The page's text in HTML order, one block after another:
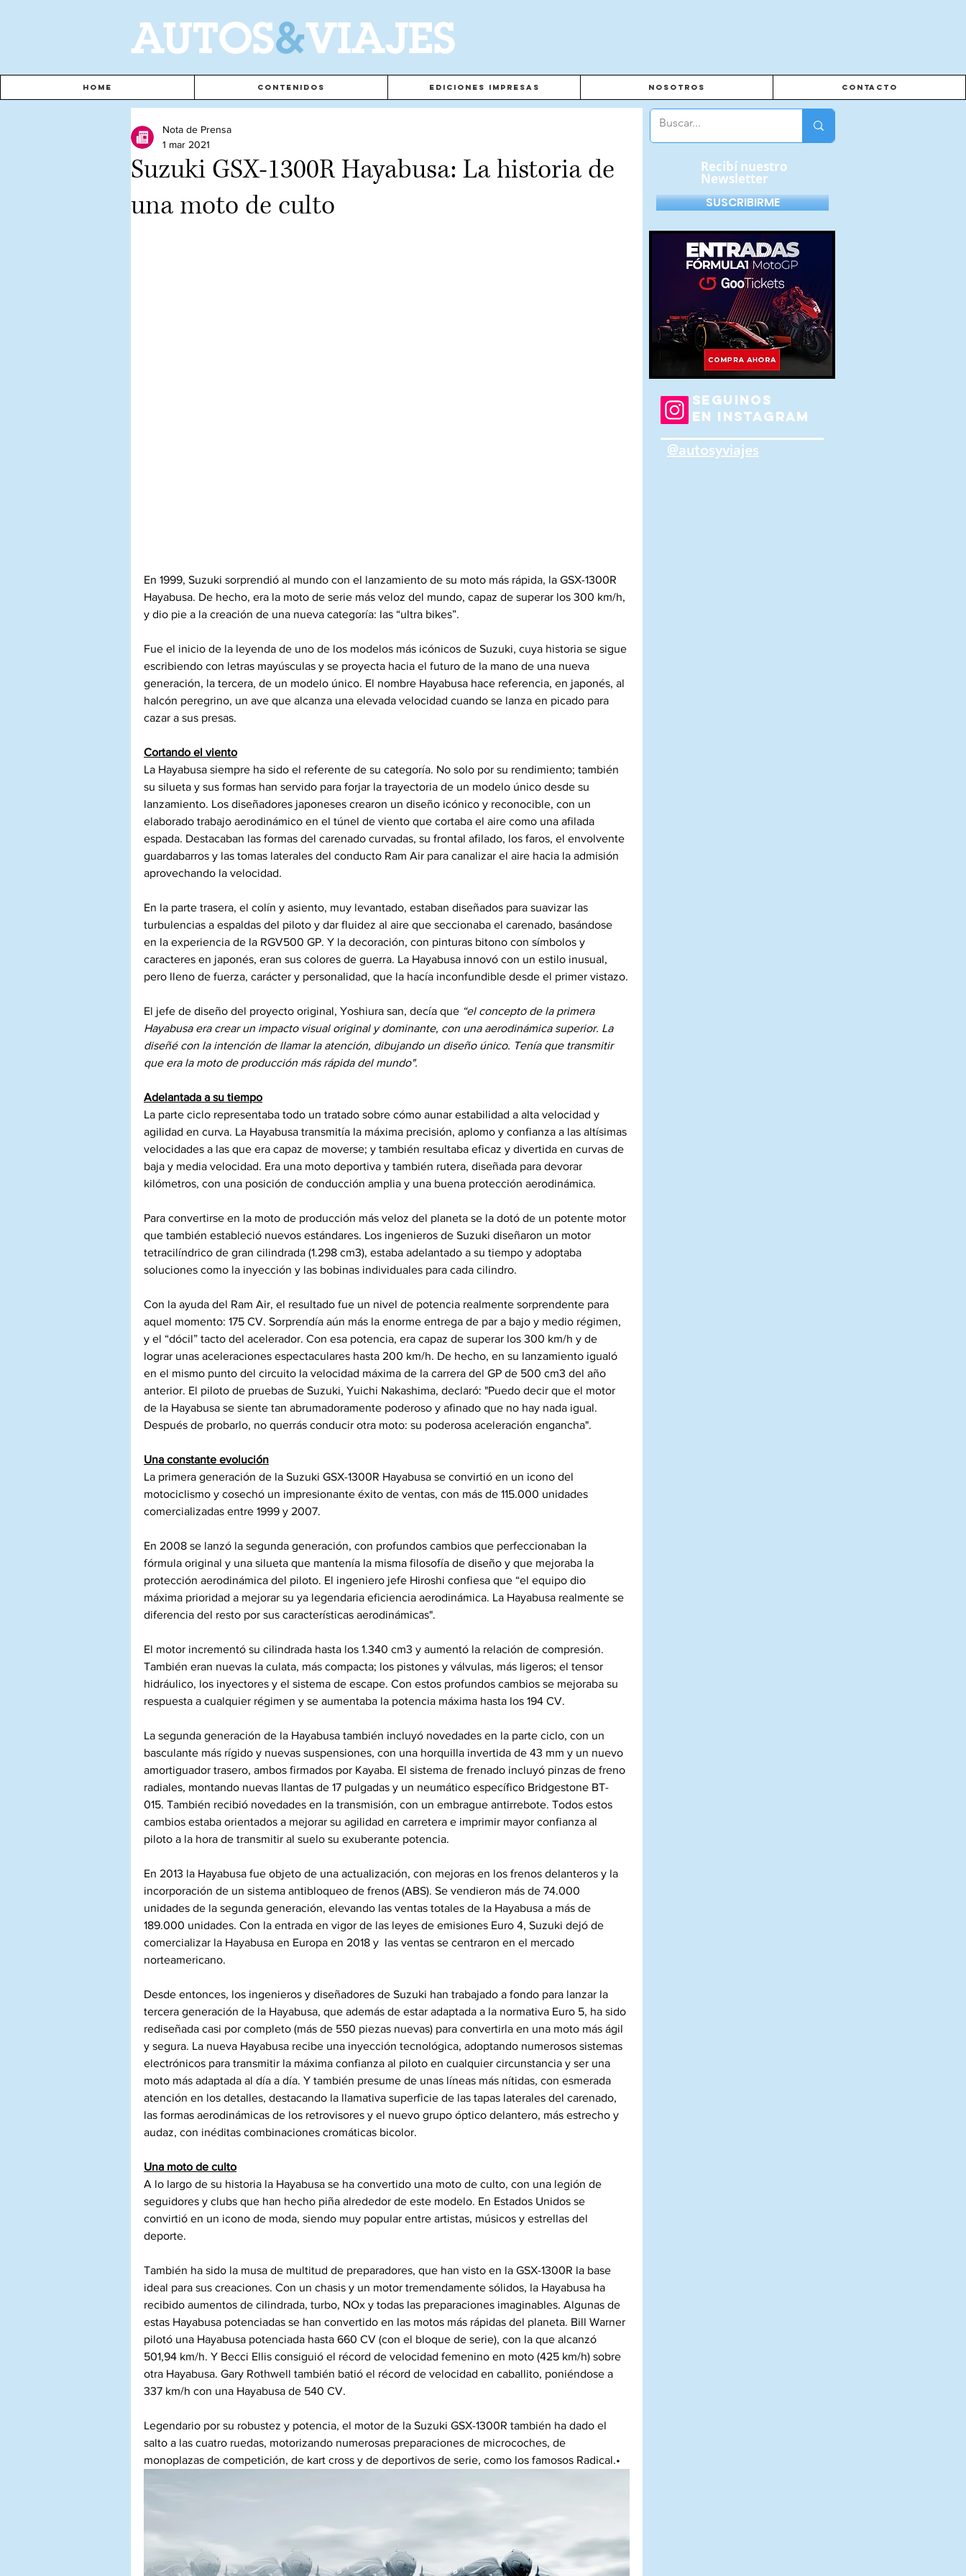
AUTOS&VIAJES
Home Contenidos Ediciones Impresas Nosotros Contacto
Suzuki GSX-1300R Hayabusa: La historia de
una moto de culto
Nota de Prensa
1 mar 2021
En 1999, Suzuki sorprendió al mundo con el lanzamiento de su moto más rápida, la GSX-1300R
Hayabusa. De hecho, era la moto de serie más veloz del mundo, capaz de superar los 300 km/h,
y dio pie a la creación de una nueva categoría: las “ultra bikes”.
Fue el inicio de la leyenda de uno de los modelos más icónicos de Suzuki, cuya historia se sigue
escribiendo con letras mayúsculas y se proyecta hacia el futuro de la mano de una nueva
generación, la tercera, de un modelo único. El nombre Hayabusa hace referencia, en japonés, al
halcón peregrino, un ave que alcanza una elevada velocidad cuando se lanza en picado para
cazar a sus presas.
Cortando el viento
La Hayabusa siempre ha sido el referente de su categoría. No solo por su rendimiento; también
su silueta y sus formas han servido para forjar la trayectoria de un modelo único desde su
lanzamiento. Los diseñadores japoneses crearon un diseño icónico y reconocible, con un
elaborado trabajo aerodinámico en el túnel de viento que cortaba el aire como una afilada
espada. Destacaban las formas del carenado curvadas, su frontal afilado, los faros, el envolvente
guardabarros y las tomas laterales del conducto Ram Air para canalizar el aire hacia la admisión
aprovechando la velocidad.
En la parte trasera, el colín y asiento, muy levantado, estaban diseñados para suavizar las
turbulencias a espaldas del piloto y dar fluidez al aire que seccionaba el carenado, basándose
en la experiencia de la RGV500 GP. Y la decoración, con pinturas bitono con símbolos y
caracteres en japonés, eran sus colores de guerra. La Hayabusa innovó con un estilo inusual,
pero lleno de fuerza, carácter y personalidad, que la hacía inconfundible desde el primer vistazo.
El jefe de diseño del proyecto original, Yoshiura san, decía que “el concepto de la primera
Hayabusa era crear un impacto visual original y dominante, con una aerodinámica superior. La
diseñé con la intención de llamar la atención, dibujando un diseño único. Tenía que transmitir
que era la moto de producción más rápida del mundo".
Adelantada a su tiempo
La parte ciclo representaba todo un tratado sobre cómo aunar estabilidad a alta velocidad y
agilidad en curva. La Hayabusa transmitía la máxima precisión, aplomo y confianza a las altísimas
velocidades a las que era capaz de moverse; y también resultaba eficaz y divertida en curvas de
baja y media velocidad. Era una moto deportiva y también rutera, diseñada para devorar
kilómetros, con una posición de conducción amplia y una buena protección aerodinámica.
Para convertirse en la moto de producción más veloz del planeta se la dotó de un potente motor
que también estableció nuevos estándares. Los ingenieros de Suzuki diseñaron un motor
tetracilíndrico de gran cilindrada (1.298 cm3), estaba adelantado a su tiempo y adoptaba
soluciones como la inyección y las bobinas individuales para cada cilindro.
Con la ayuda del Ram Air, el resultado fue un nivel de potencia realmente sorprendente para
aquel momento: 175 CV. Sorprendía aún más la enorme entrega de par a bajo y medio régimen,
y el “dócil” tacto del acelerador. Con esa potencia, era capaz de superar los 300 km/h y de
lograr unas aceleraciones espectaculares hasta 200 km/h. De hecho, en su lanzamiento igualó
en el mismo punto del circuito la velocidad máxima de la carrera del GP de 500 cm3 del año
anterior. El piloto de pruebas de Suzuki, Yuichi Nakashima, declaró: "Puedo decir que el motor
de la Hayabusa se siente tan abrumadoramente poderoso y afinado que no hay nada igual.
Después de probarlo, no querrás conducir otra moto: su poderosa aceleración engancha".
Una constante evolución
La primera generación de la Suzuki GSX-1300R Hayabusa se convirtió en un icono del
motociclismo y cosechó un impresionante éxito de ventas, con más de 115.000 unidades
comercializadas entre 1999 y 2007.
En 2008 se lanzó la segunda generación, con profundos cambios que perfeccionaban la
fórmula original y una silueta que mantenía la misma filosofía de diseño y que mejoraba la
protección aerodinámica del piloto. El ingeniero jefe Hiroshi confiesa que “el equipo dio
máxima prioridad a mejorar su ya legendaria eficiencia aerodinámica. La Hayabusa realmente se
diferencia del resto por sus características aerodinámicas".
El motor incrementó su cilindrada hasta los 1.340 cm3 y aumentó la relación de compresión.
También eran nuevas la culata, más compacta; los pistones y válvulas, más ligeros; el tensor
hidráulico, los inyectores y el sistema de escape. Con estos profundos cambios se mejoraba su
respuesta a cualquier régimen y se aumentaba la potencia máxima hasta los 194 CV.
La segunda generación de la Hayabusa también incluyó novedades en la parte ciclo, con un
basculante más rígido y nuevas suspensiones, con una horquilla invertida de 43 mm y un nuevo
amortiguador trasero, ambos firmados por Kayaba. El sistema de frenado incluyó pinzas de freno
radiales, montando nuevas llantas de 17 pulgadas y un neumático específico Bridgestone BT-
015. También recibió novedades en la transmisión, con un embrague antirrebote. Todos estos
cambios estaba orientados a mejorar su agilidad en carretera e imprimir mayor confianza al
piloto a la hora de transmitir al suelo su exuberante potencia.
En 2013 la Hayabusa fue objeto de una actualización, con mejoras en los frenos delanteros y la
incorporación de un sistema antibloqueo de frenos (ABS). Se vendieron más de 74.000
unidades de la segunda generación, elevando las ventas totales de la Hayabusa a más de
189.000 unidades. Con la entrada en vigor de las leyes de emisiones Euro 4, Suzuki dejó de
comercializar la Hayabusa en Europa en 2018 y  las ventas se centraron en el mercado
norteamericano.
Desde entonces, los ingenieros y diseñadores de Suzuki han trabajado a fondo para lanzar la
tercera generación de la Hayabusa, que además de estar adaptada a la normativa Euro 5, ha sido
rediseñada casi por completo (más de 550 piezas nuevas) para convertirla en una moto más ágil
y segura. La nueva Hayabusa recibe una inyección tecnológica, adoptando numerosos sistemas
electrónicos para transmitir la máxima confianza al piloto en cualquier circunstancia y ser una
moto más adaptada al día a día. Y también presume de unas líneas más nítidas, con esmerada
atención en los detalles, destacando la llamativa superficie de las tapas laterales del carenado,
las formas aerodinámicas de los retrovisores y el nuevo grupo óptico delantero, más estrecho y
audaz, con inéditas combinaciones cromáticas bicolor.
Una moto de culto
A lo largo de su historia la Hayabusa se ha convertido una moto de culto, con una legión de
seguidores y clubs que han hecho piña alrededor de este modelo. En Estados Unidos se
convirtió en un icono de moda, siendo muy popular entre artistas, músicos y estrellas del
deporte.
También ha sido la musa de multitud de preparadores, que han visto en la GSX-1300R la base
ideal para sus creaciones. Con un chasis y un motor tremendamente sólidos, la Hayabusa ha
recibido aumentos de cilindrada, turbo, NOx y todas las preparaciones imaginables. Algunas de
estas Hayabusa potenciadas se han convertido en las motos más rápidas del planeta. Bill Warner
pilotó una Hayabusa potenciada hasta 660 CV (con el bloque de serie), con la que alcanzó
501,94 km/h. Y Becci Ellis consiguió el récord de velocidad femenino en moto (425 km/h) sobre
otra Hayabusa. Gary Rothwell también batió el récord de velocidad en caballito, poniéndose a
337 km/h con una Hayabusa de 540 CV.
Legendario por su robustez y potencia, el motor de la Suzuki GSX-1300R también ha dado el
salto a las cuatro ruedas, motorizando numerosas preparaciones de microcoches, de
monoplazas de competición, de kart cross y de deportivos de serie, como los famosos Radical.•
SEGUINOS
EN INSTAGRAM
@autosyviajes
Recibí nuestro
Newsletter
SUSCRIBIRME